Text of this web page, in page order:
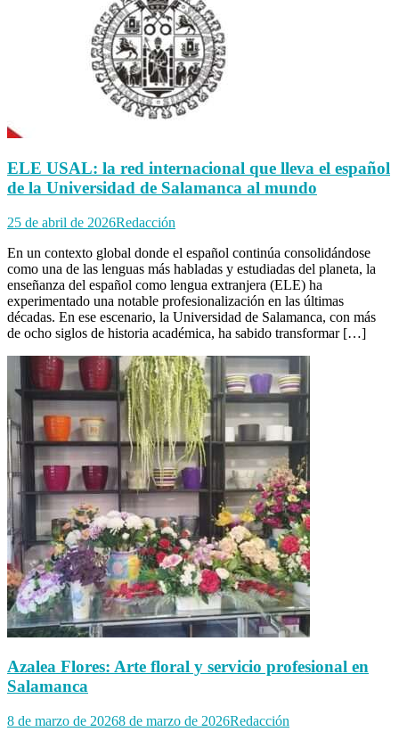
ELE USAL: la red internacional que lleva el español
de la Universidad de Salamanca al mundo
25 de abril de 2026Redacción
En un contexto global donde el español continúa consolidándose
como una de las lenguas más habladas y estudiadas del planeta, la
enseñanza del español como lengua extranjera (ELE) ha
experimentado una notable profesionalización en las últimas
décadas. En ese escenario, la Universidad de Salamanca, con más
de ocho siglos de historia académica, ha sabido transformar […]
Azalea Flores: Arte floral y servicio profesional en
Salamanca
8 de marzo de 20268 de marzo de 2026Redacción